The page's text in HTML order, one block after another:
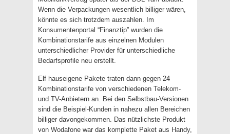
Wenn die Verpackungen wesentlich billiger wären,
könnte es sich trotzdem auszahlen. Im
Konsumentenportal “Finanztip” wurden die
Kombinationstarife aus einzelnen Modulen
unterschiedlicher Provider für unterschiedliche
Bedarfsprofile neu erstellt.
Elf hauseigene Pakete traten dann gegen 24
Kombinationstarife von verschiedenen Telekom-
und TV-Anbietern an. Bei den Selbstbau-Versionen
sind die Beispiel-Kunden in nahezu allen Bereichen
billiger davongekommen. Das nützlichste Produkt
von Wodafone war das komplette Paket aus Handy,